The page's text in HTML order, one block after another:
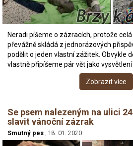
Neradi píšeme o zázracích, protože
převážně skládá z jednorázových
podělit o jeden vlastní zážitek. Obvykle
vlastně připíšeme pár vět jako vysvětlení
Zobrazit více
Se psem nalezeným na ulici
slavit vánoční zázrak
Smutný pes , 18. 01. 2020